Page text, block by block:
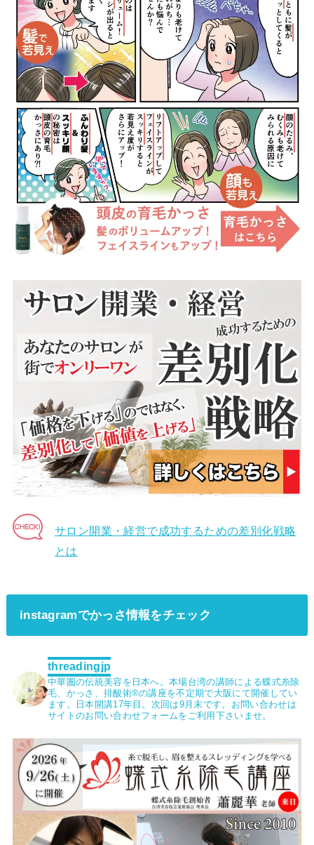
サロン開業・経営で成功するための差別化戦略
とは
instagramでかっさ情報をチェック
threadingjp
中華圏の伝統美容を日本へ。本場台湾の講師による蝶式糸除
毛、かっさ、排酸術®︎の講座を不定期で大阪にて開催してい
ます。日本開講17年目。次回は9月末です。お問い合わせは
サイトのお問い合わせフォームをご利用下さいませ。